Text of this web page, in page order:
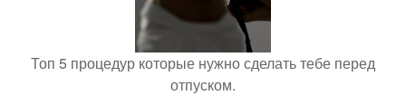
Топ 5 процедур которые нужно сделать тебе перед
отпуском.